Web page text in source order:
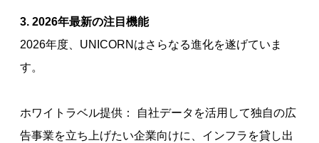
3. 2026年最新の注目機能
2026年度、UNICORNはさらなる進化を遂げていま
す。
ホワイトラベル提供： 自社データを活用して独自の広
告事業を立ち上げたい企業向けに、インフラを貸し出